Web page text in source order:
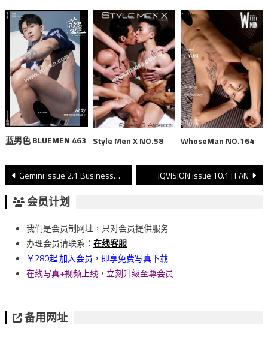
蓝男色 BLUEMEN 463 Style Men X NO.58 WhoseMan NO.164
文
章
導
覽
Gemini issue 2.1 Businessman JQVISION issue 10.1 | FAN
会员计划
我们是会员制网址，只对会员提供服务
办理会员请联系： 在线客服
￥280起 加入会员，即享免费写真下载
在线写真+视频上线，立刻升级至尊会员
备用网址